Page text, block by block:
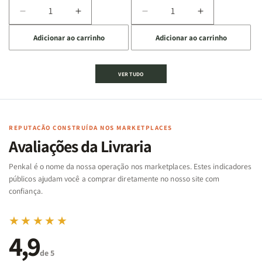
Diminuir
a
quantidade
de
Cartas
Famílias
Bíblia
-
Penkal
Aumentar
a
quantidade
de
Jogo
Cartas
Famílias
da
Bíblia
-
Penkal
Adicionar ao carrinho
Diminuir
a
quantidade
de
Jogo
|
de
Aumentar
a
quantidade
de
|
Adicionar ao carrinho
VER TUDO
REPUTAÇÃO CONSTRUÍDA NOS MARKETPLACES
Avaliações da Livraria
Penkal é o nome da nossa operação nos marketplaces. Estes indicadores
públicos ajudam você a comprar diretamente no nosso site com
confiança.
★★★★★
4,9de 5